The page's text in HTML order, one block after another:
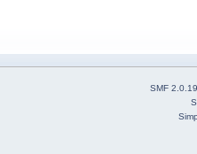
SMF 2.0.19